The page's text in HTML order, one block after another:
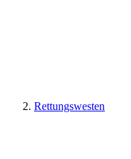
Rettungswesten